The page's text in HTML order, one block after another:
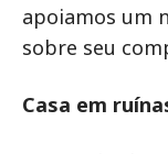
apoiamos um
sobre seu
Casa em